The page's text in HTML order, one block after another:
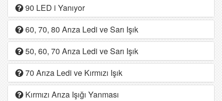
90 LED i Yanıyor
60, 70, 80 Arıza Ledi ve Sarı Işık
50, 60, 70 Arıza Ledi ve Sarı Işık
70 Arıza Ledi ve Kırmızı Işık
Kırmızı Arıza Işığı Yanması